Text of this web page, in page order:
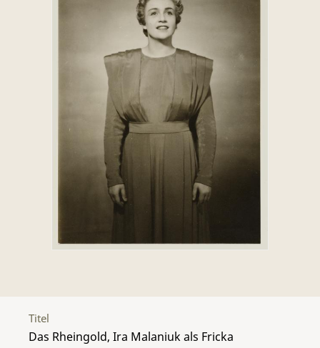
Titel
Das Rheingold, Ira Malaniuk als Fricka